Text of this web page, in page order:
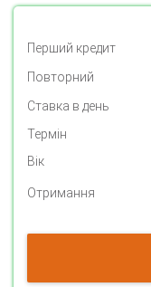
Перший кредит
Повторний
Ставка в день
Термін
Вік
Отримання